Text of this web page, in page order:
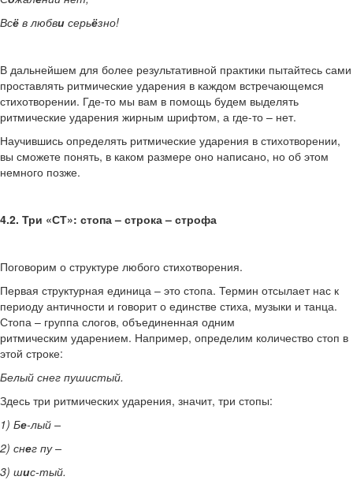
Всё в любви серьёзно!
В дальнейшем для более результативной практики пытайтесь сами
проставлять ритмические ударения в каждом встречающемся
стихотворении. Где-то мы вам в помощь будем выделять
ритмические ударения жирным шрифтом, а где-то – нет.
Научившись определять ритмические ударения в стихотворении,
вы сможете понять, в каком размере оно написано, но об этом
немного позже.
4.2. Три «СТ»: стопа – строка – строфа
Поговорим о структуре любого стихотворения.
Первая структурная единица – это стопа. Термин отсылает нас к
периоду античности и говорит о единстве стиха, музыки и танца.
Стопа – группа слогов, объединенная одним
ритмическим ударением. Например, определим количество стоп в
этой строке:
Белый снег пушистый.
Здесь три ритмических ударения, значит, три стопы:
1) Бе-лый –
2) снег пу –
3) шис-тый.